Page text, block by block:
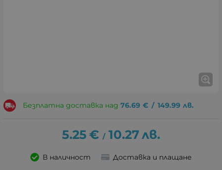
Безплатна доставка над 76.69 € / 149.99 лв.
5.25 € / 10.27лв.
В наличност Доставка и плащане